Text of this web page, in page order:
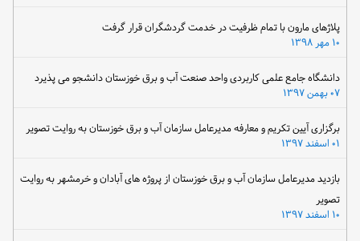
پلاژهای مارون با تمام ظرفیت در خدمت گردشگران قرار گرفت
دانشگاه جامع علمی کاربردی واحد صنعت آب و برق خوزستان دانشجو می پذیرد
۰۷ بهمن ۱۳۹۷
برگزاری آیین تکریم و معارفه مدیرعامل سازمان آب و برق خوزستان به روایت تصویر
بازدید مدیرعامل سازمان آب و برق خوزستان از پروژه های آبادان و خرمشهر به روایت
تصویر